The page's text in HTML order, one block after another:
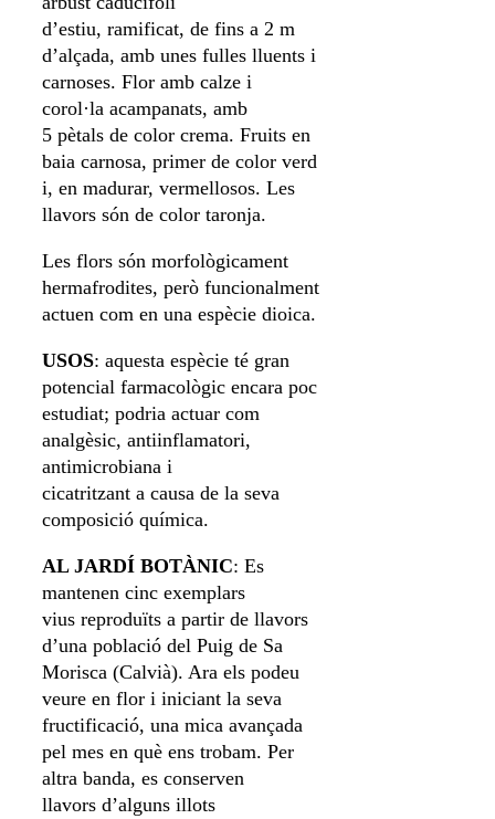
d’estiu, ramificat, de fins a 2 m
d’alçada, amb unes fulles lluents i
carnoses. Flor amb calze i
corol·la acampanats, amb
5 pètals de color crema. Fruits en
baia carnosa, primer de color verd
i, en madurar, vermellosos. Les
llavors són de color taronja.
Les flors són morfològicament
hermafrodites, però funcionalment
actuen com en una espècie dioica.
USOS: aquesta espècie té gran
potencial farmacològic encara poc
estudiat; podria actuar com
analgèsic, antiinflamatori,
antimicrobiana i
cicatritzant a causa de la seva
composició química.
AL JARDÍ BOTÀNIC: Es
mantenen cinc exemplars
vius reproduïts a partir de llavors
d’una població del Puig de Sa
Morisca (Calvià). Ara els podeu
veure en flor i iniciant la seva
fructificació, una mica avançada
pel mes en què ens trobam. Per
altra banda, es conserven
llavors d’alguns illots